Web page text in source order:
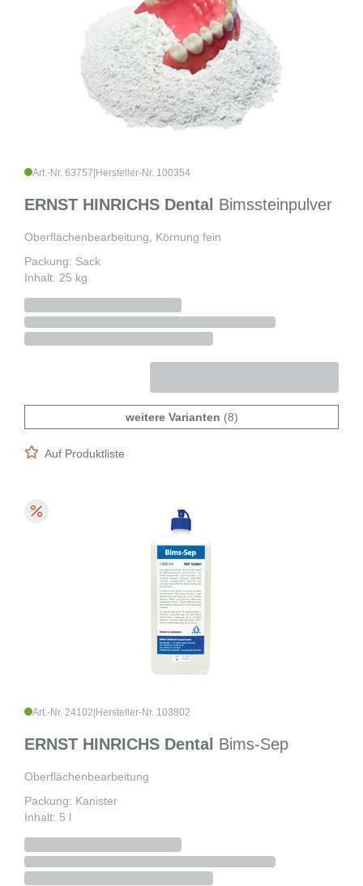
Art.-Nr. 63757 Hersteller-Nr. 100354
ERNST HINRICHS Dental Bimssteinpulver
Oberflächenbearbeitung, Körnung fein
Packung: Sack
Inhalt: 25 kg
weitere Varianten (8)
Auf Produktliste
Art.-Nr. 24102 Hersteller-Nr. 103802
ERNST HINRICHS Dental Bims-Sep
Oberflächenbearbeitung
Packung: Kanister
Inhalt: 5 l